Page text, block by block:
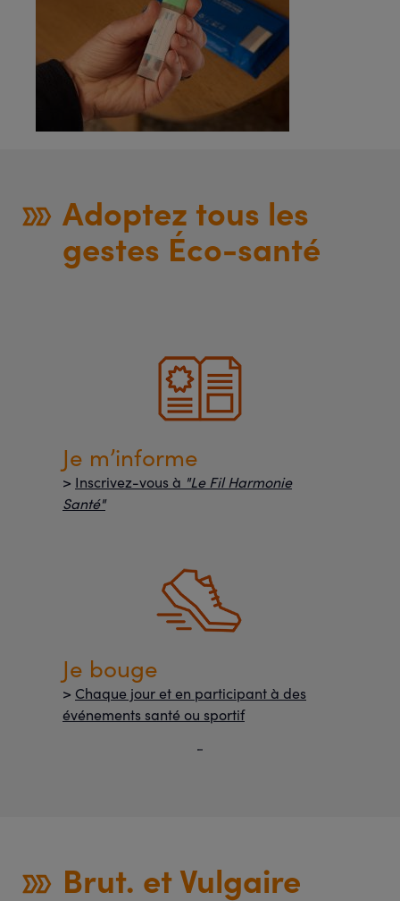
Adoptez tous les
gestes Éco-santé
Je m’informe
> Inscrivez-vous à "Le Fil Harmonie
Santé"
Je bouge
> Chaque jour et en participant à des
événements santé ou sportif
Brut. et Vulgaire